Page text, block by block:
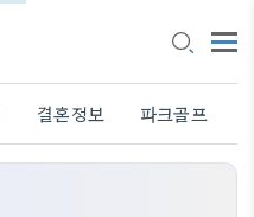
결혼정보 파크골프